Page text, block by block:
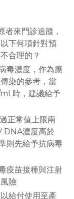
來門診追蹤，
下何項針對預
合理的？
毒濃度，作為應
染的參考，當
時，建議給予
正常值上限兩
DNA濃度高於
則先給予抗病毒
疫苗接種與注射
險
給付使用至產